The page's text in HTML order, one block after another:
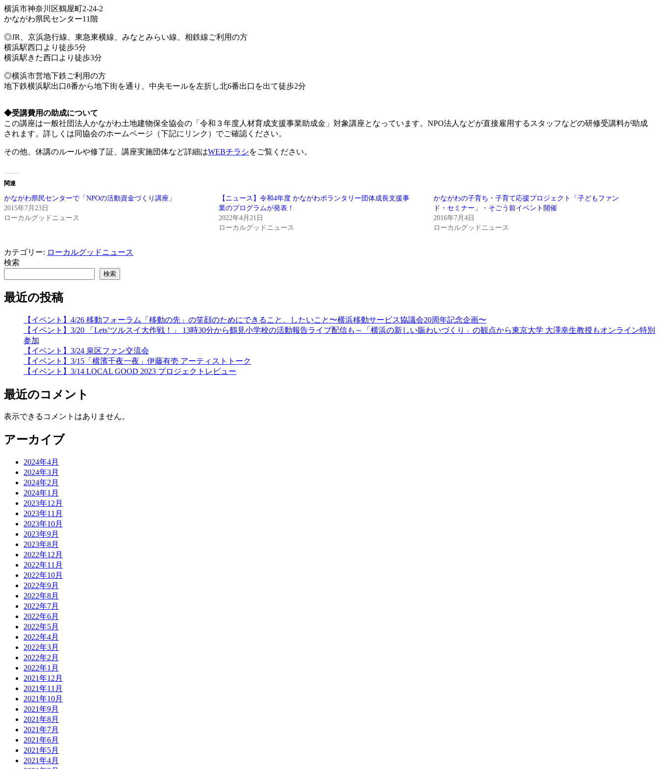
横浜市神奈川区鶴屋町2-24-2
かながわ県民センター11階
◎JR、京浜急行線、東急東横線、みなとみらい線、相鉄線ご利用の方
横浜駅西口より徒歩5分
横浜駅きた西口より徒歩3分
◎横浜市営地下鉄ご利用の方
地下鉄横浜駅出口8番から地下街を通り、中央モールを左折し北6番出口を出て徒歩2分
◆受講費用の助成について
この講座は一般社団法人かながわ土地建物保全協会の「令和３年度人材育成支援事業助成金」対象講座となっています。NPO法人などが直接雇用するスタッフなどの研修受講料が助成
されます。詳しくは同協会のホームページ（下記にリンク）でご確認ください。
その他、休講のルールや修了証、講座実施団体など詳細はWEBチラシをご覧ください。
関連
かながわ県民センターで「NPOの活動資金づくり講座」
2015年7月23日
ローカルグッドニュース
【ニュース】令和4年度 かながわボランタリー団体成長支援事
業のプログラムが発表！
2022年4月21日
ローカルグッドニュース
かながわの子育ち・子育て応援プロジェクト「子どもファン
ド・セミナー」・そごう前イベント開催
2016年7月4日
ローカルグッドニュース
カテゴリー: ローカルグッドニュース
検索
検索
最近の投稿
【イベント】4/26 移動フォーラム「移動の先」の笑顔のためにできること、したいこと〜横浜移動サービス協議会20周年記念企画〜
【イベント】3/20 「Lets’ツルスイ大作戦！」 13時30分から鶴見小学校の活動報告ライブ配信も～「横浜の新しい賑わいづくり」の観点から東京大学 大澤幸生教授もオンライン特別
参加
【イベント】3/24 泉区ファン交流会
【イベント】3/15「横濱千夜一夜」伊藤有壱 アーティストトーク
【イベント】3/14 LOCAL GOOD 2023 プロジェクトレビュー
最近のコメント
表示できるコメントはありません。
アーカイブ
2024年4月
2024年3月
2024年2月
2024年1月
2023年12月
2023年11月
2023年10月
2023年9月
2023年8月
2022年12月
2022年11月
2022年10月
2022年9月
2022年8月
2022年7月
2022年6月
2022年5月
2022年4月
2022年3月
2022年2月
2022年1月
2021年12月
2021年11月
2021年10月
2021年9月
2021年8月
2021年7月
2021年6月
2021年5月
2021年4月